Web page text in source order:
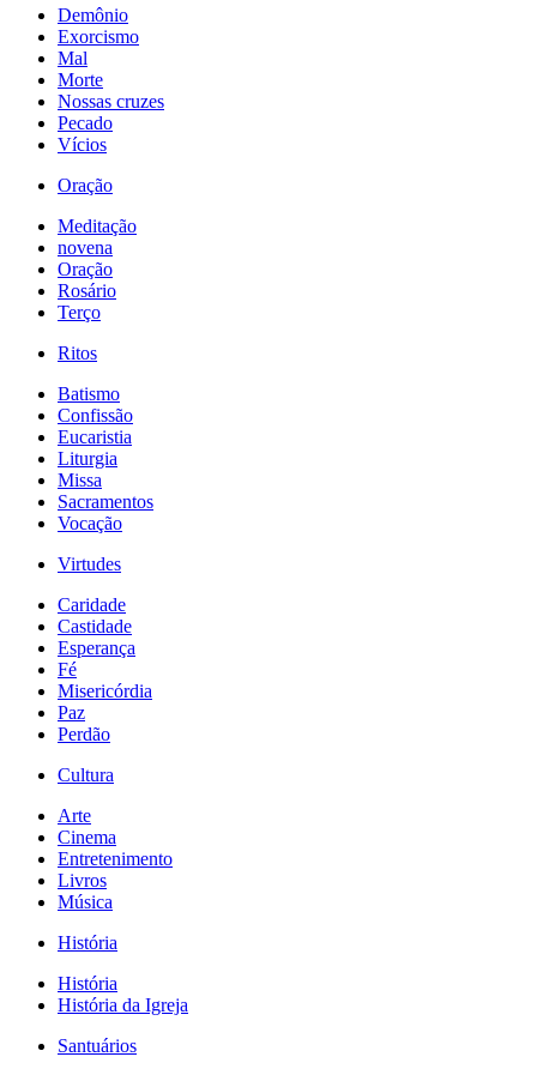
Demônio
Exorcismo
Mal
Morte
Nossas cruzes
Pecado
Vícios
Oração
Meditação
novena
Oração
Rosário
Terço
Ritos
Batismo
Confissão
Eucaristia
Liturgia
Missa
Sacramentos
Vocação
Virtudes
Caridade
Castidade
Esperança
Fé
Misericórdia
Paz
Perdão
Cultura
Arte
Cinema
Entretenimento
Livros
Música
História
História
História da Igreja
Santuários